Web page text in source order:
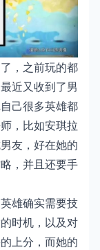
，之前玩的都
近又收到了男
己很多英雄都
，比如安琪拉
友，好在她的
，并且还要手
雄确实需要技
时机，以及对
上分，而她的